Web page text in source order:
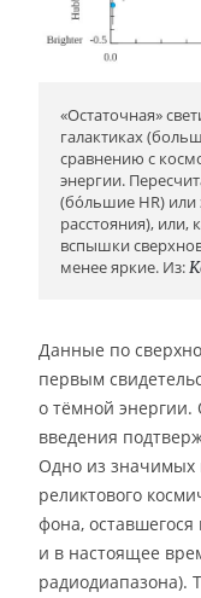
«Остаточная»
галактиках
сравнению с
энергии.
(бóльшие HR) или
расстояния), или,
вспышки
менее яркие. Из:
Данные по
первым
о тёмной энергии.
введения
Одно из значимых
реликтового
фона,
и в настоящее
радиодиапазона).